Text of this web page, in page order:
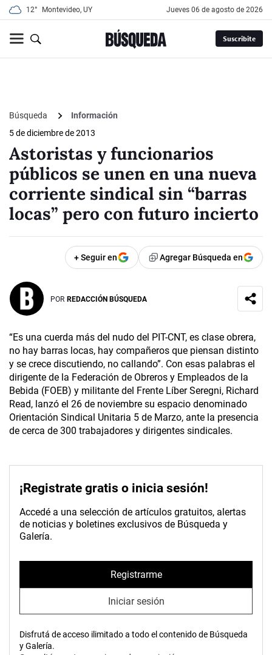
12° Montevideo, UY jueves 06 de agosto de 2026
Suscribite
Búsqueda
Información
5 de diciembre de 2013
Astoristas y funcionarios
públicos se unen en una nueva
corriente sindical sin “barras
locas” pero con futuro incierto
+ Seguir en Agregar Búsqueda en
POR REDACCIÓN BÚSQUEDA
“Es una cuerda más del nudo del PIT-CNT, es clase obrera,
no hay barras locas, hay compañeros que piensan distinto
y se crece discutiendo, no callando”. Con esas palabras el
dirigente de la Federación de Obreros y Empleados de la
Bebida (FOEB) y militante del Frente Líber Seregni, Richard
Read, lanzó el 26 de noviembre su espacio denominado
Orientación Sindical Unitaria 5 de Marzo, ante la presencia
de cerca de 300 trabajadores y dirigentes sindicales.
¡Registrate gratis o inicia sesión!
Accedé a una selección de artículos gratuitos, alertas
de noticias y boletines exclusivos de Búsqueda y
Galería.
Registrarme
Iniciar sesión
Disfrutá de acceso ilimitado a todo el contenido de Búsqueda
y Galería.